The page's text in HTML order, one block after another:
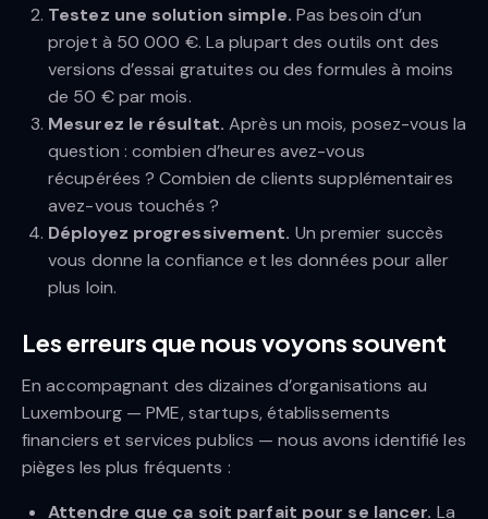
Testez une solution simple. Pas besoin d’un
projet à 50 000 €. La plupart des outils ont des
versions d’essai gratuites ou des formules à moins
de 50 € par mois.
Mesurez le résultat. Après un mois, posez-vous la
question : combien d’heures avez-vous
récupérées ? Combien de clients supplémentaires
avez-vous touchés ?
Déployez progressivement. Un premier succès
vous donne la confiance et les données pour aller
plus loin.
Les erreurs que nous voyons souvent
En accompagnant des dizaines d’organisations au
Luxembourg — PME, startups, établissements
financiers et services publics — nous avons identifié les
pièges les plus fréquents :
Attendre que ça soit parfait pour se lancer. La